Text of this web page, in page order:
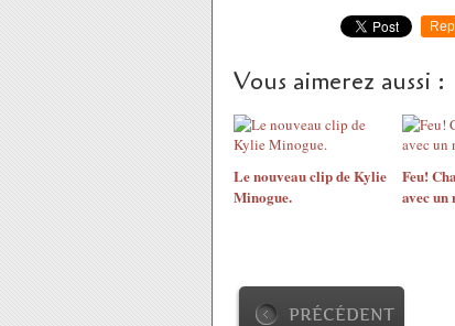
Vous aimerez aussi :
Le nouveau clip de Kylie
Minogue.
Feu!
avec un
PRÉCÉDENT